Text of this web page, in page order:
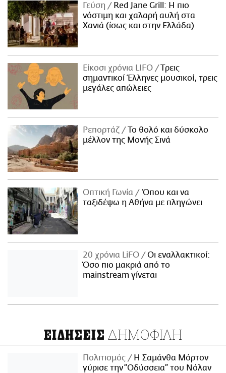
Γεύση
Red Jane Grill: Η πιο
νόστιμη και χαλαρή αυλή στα
Χανιά (ίσως και στην Ελλάδα)
Είκοσι χρόνια LIFO
Tρεις
σημαντικοί Έλληνες μουσικοί, τρεις
μεγάλες απώλειες
Ρεπορτάζ
Το θολό και δύσκολο
μέλλον της Μονής Σινά
Οπτική Γωνία
Όπου και να
ταξιδέψω η Αθήνα με πληγώνει
20 χρόνια LiFO
Οι εναλλακτικοί:
Όσο πιο μακριά από το
mainstream γίνεται
ΕΙΔΗΣΕΙΣ ΔΗΜΟΦΙΛΗ
Πολιτισμός
Η Σαμάνθα Μόρτον
γύρισε την “Οδύσσεια” του Νόλαν